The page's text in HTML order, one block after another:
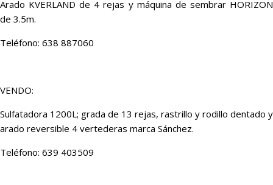
Arado KVERLAND de 4 rejas y máquina de sembrar HORIZON
de 3.5m.
Teléfono: 638 887060
VENDO:
Sulfatadora 1200L; grada de 13 rejas, rastrillo y rodillo dentado y
arado reversible 4 vertederas marca Sánchez.
Teléfono: 639 403509